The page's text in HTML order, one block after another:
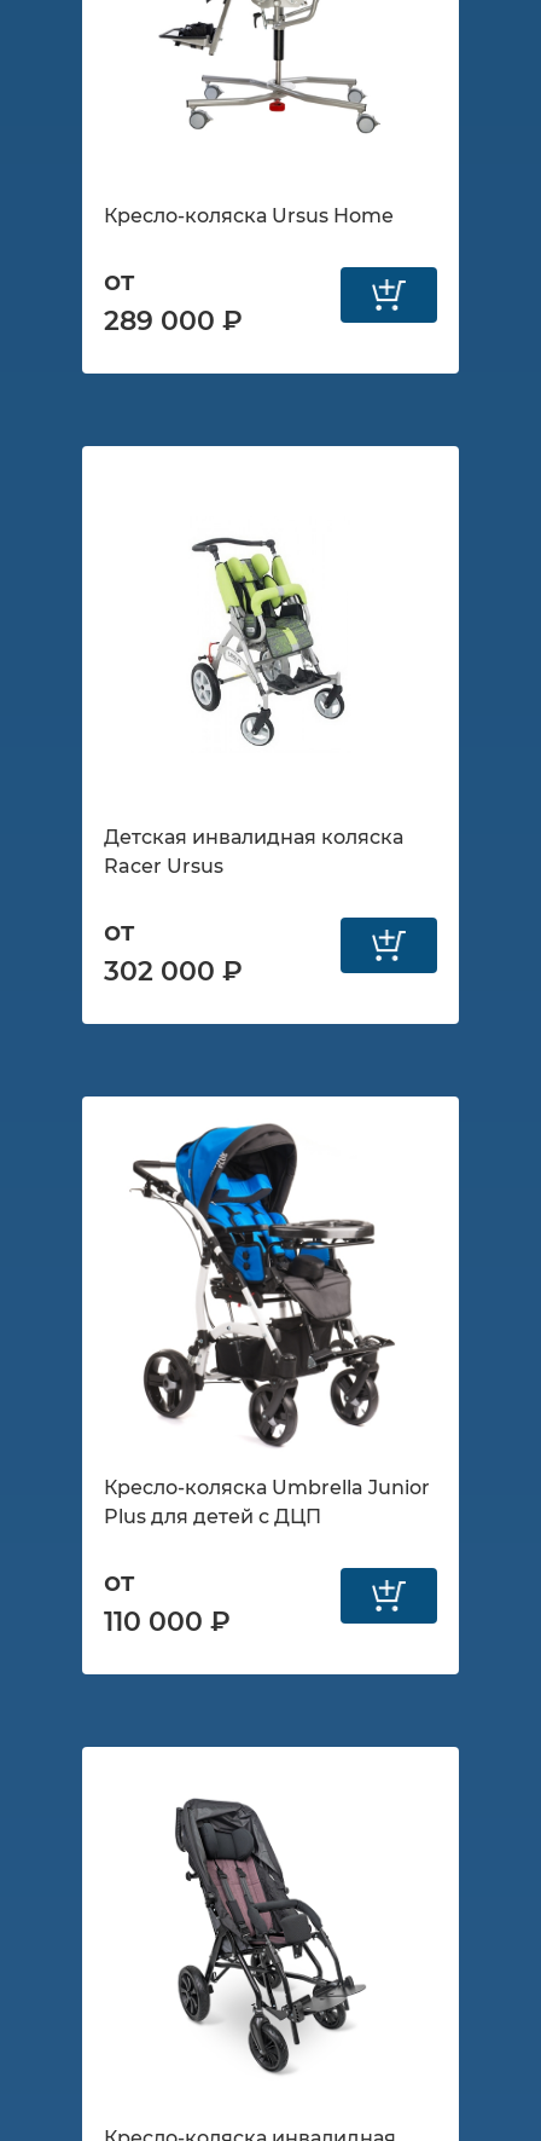
Кресло-коляска Ursus Home
от
289 000 ₽
Детская инвалидная коляска
Racer Ursus
от
302 000 ₽
Кресло-коляска Umbrella Junior
Plus для детей с ДЦП
от
110 000 ₽